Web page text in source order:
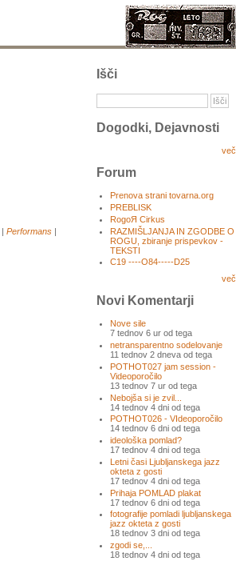
Performans
Išči
Dogodki, Dejavnosti
več
Forum
Prenova strani tovarna.org
PREBLISK
RogoЯ Cirkus
RAZMIŠLJANJA IN ZGODBE O
ROGU, zbiranje prispevkov -
TEKSTI
C19 ----O84-----D25
več
Novi Komentarji
Nove sile
7 tednov 6 ur od tega
netransparentno sodelovanje
11 tednov 2 dneva od tega
POTHOT027 jam session -
Videoporočilo
13 tednov 7 ur od tega
Nebojša si je zvil...
14 tednov 4 dni od tega
POTHOT026 - VIdeoporočilo
14 tednov 6 dni od tega
ideološka pomlad?
17 tednov 4 dni od tega
Letni časi Ljubljanskega jazz
okteta z gosti
17 tednov 4 dni od tega
Prihaja POMLAD plakat
17 tednov 6 dni od tega
fotografije pomladi ljubljanskega
jazz okteta z gosti
18 tednov 3 dni od tega
zgodi se,...
18 tednov 4 dni od tega